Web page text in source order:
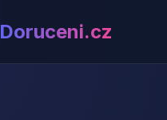
Doruceni.cz